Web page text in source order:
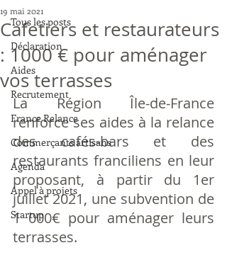
Tous les posts
Déclaration
Aides
Recrutement
France Relance
Commerçants artisans
Agenda
Appel à projets
Startup
Cafetiers et restaurateurs
: 1000 € pour aménager
vos terrasses
19 mai 2021
La Région Île-de-France
renforce ses aides à la relance
des cafés-bars et des
restaurants franciliens en leur
proposant, à partir du 1er
juillet 2021, une subvention de
1 000€ pour aménager leurs
terrasses.